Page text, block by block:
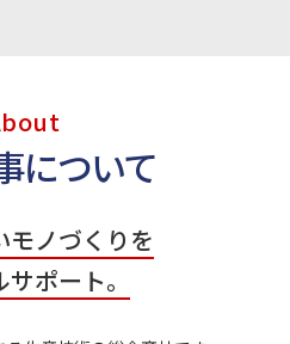
について
モノづくりを
ポート。